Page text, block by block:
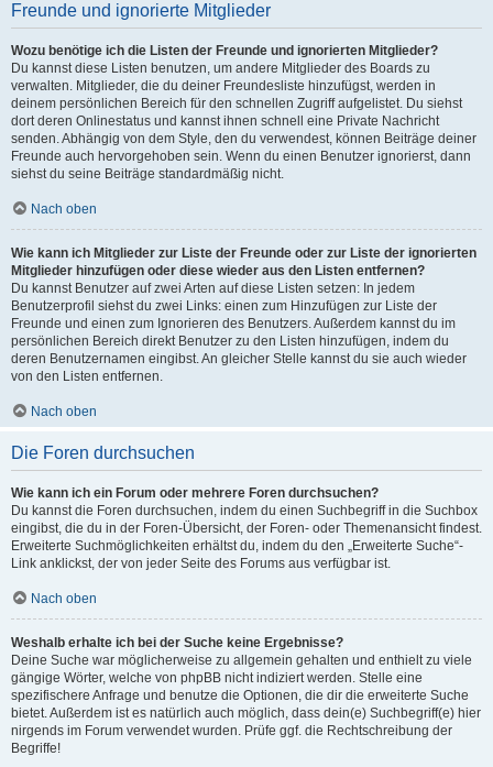
Freunde und ignorierte Mitglieder
Wozu benötige ich die Listen der Freunde und ignorierten Mitglieder?
Du kannst diese Listen benutzen, um andere Mitglieder des Boards zu
verwalten. Mitglieder, die du deiner Freundesliste hinzufügst, werden in
deinem persönlichen Bereich für den schnellen Zugriff aufgelistet. Du siehst
dort deren Onlinestatus und kannst ihnen schnell eine Private Nachricht
senden. Abhängig von dem Style, den du verwendest, können Beiträge deiner
Freunde auch hervorgehoben sein. Wenn du einen Benutzer ignorierst, dann
siehst du seine Beiträge standardmäßig nicht.
Nach oben
Wie kann ich Mitglieder zur Liste der Freunde oder zur Liste der ignorierten
Mitglieder hinzufügen oder diese wieder aus den Listen entfernen?
Du kannst Benutzer auf zwei Arten auf diese Listen setzen: In jedem
Benutzerprofil siehst du zwei Links: einen zum Hinzufügen zur Liste der
Freunde und einen zum Ignorieren des Benutzers. Außerdem kannst du im
persönlichen Bereich direkt Benutzer zu den Listen hinzufügen, indem du
deren Benutzernamen eingibst. An gleicher Stelle kannst du sie auch wieder
von den Listen entfernen.
Nach oben
Die Foren durchsuchen
Wie kann ich ein Forum oder mehrere Foren durchsuchen?
Du kannst die Foren durchsuchen, indem du einen Suchbegriff in die Suchbox
eingibst, die du in der Foren-Übersicht, der Foren- oder Themenansicht findest.
Erweiterte Suchmöglichkeiten erhältst du, indem du den „Erweiterte Suche“-
Link anklickst, der von jeder Seite des Forums aus verfügbar ist.
Nach oben
Weshalb erhalte ich bei der Suche keine Ergebnisse?
Deine Suche war möglicherweise zu allgemein gehalten und enthielt zu viele
gängige Wörter, welche von phpBB nicht indiziert werden. Stelle eine
spezifischere Anfrage und benutze die Optionen, die dir die erweiterte Suche
bietet. Außerdem ist es natürlich auch möglich, dass dein(e) Suchbegriff(e) hier
nirgends im Forum verwendet wurden. Prüfe ggf. die Rechtschreibung der
Begriffe!